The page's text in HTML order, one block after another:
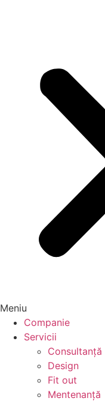
Meniu
Companie
Servicii
Consultanță
Design
Fit out
Mentenanță